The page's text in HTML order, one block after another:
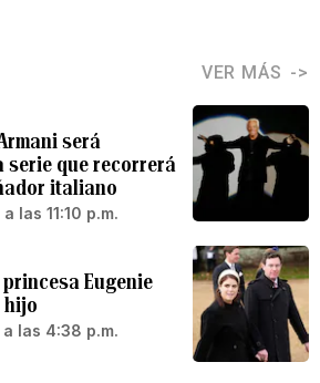
VER MÁS
será
serie que recorrerá
italiano
las 11:10 p.m.
Eugenie
hijo
las 4:38 p.m.